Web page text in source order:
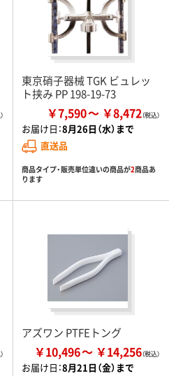
東京硝子器械 TGK ビュレッ
ト挟み PP 198-19-73
￥7,590 ￥8,472
お届け日：8月26日（水）まで
直送品
商品タイプ・販売単位違いの商品が2商品あ
ります
アズワン PTFEトング
￥10,496 ￥14,256
お届け日：8月21日（金）まで